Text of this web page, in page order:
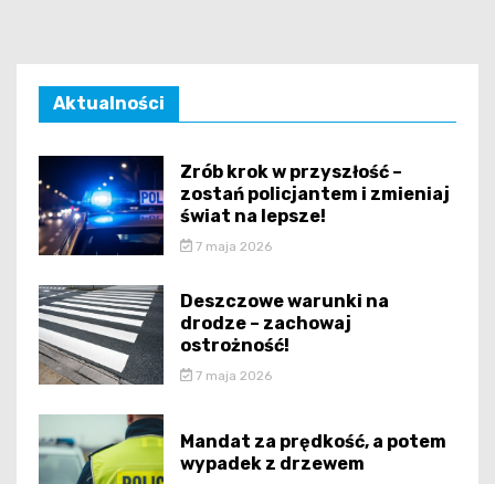
Aktualności
Zrób krok w przyszłość –
zostań policjantem i zmieniaj
świat na lepsze!
7 maja 2026
Deszczowe warunki na
drodze – zachowaj
ostrożność!
7 maja 2026
Mandat za prędkość, a potem
wypadek z drzewem